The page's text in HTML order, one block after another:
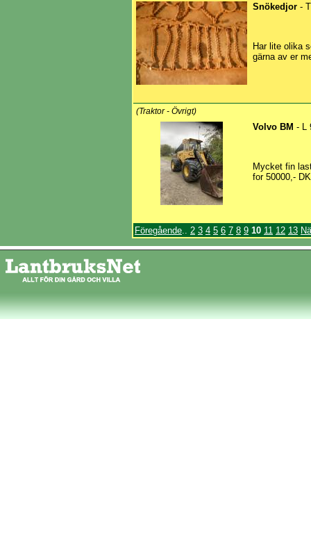
Snökedjor -
Har lite olika
gärna av er
(Traktor - Övrigt)
Volvo BM - L
Mycket fin
for 50000,-
Föregående.. 2 3 4 5 6 7 8 9 10 11 12 13